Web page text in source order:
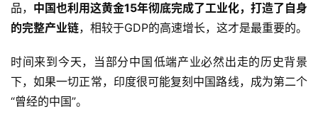
品， 中国也利用这黄金15年彻底完成了工业化，打造了自身
的完整产业链，相较于GDP的高速增长，这才是最重要的。
时间来到今天，当部分中国 低端产业必然出走的历史背景
下，如果一切正常，印度很可能复刻中国路线，成为第二个
“曾经的中国”。